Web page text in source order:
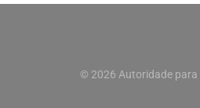
© 2026 Autoridade para